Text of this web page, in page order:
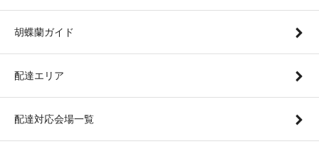
胡蝶蘭ガイド
配達エリア
配達対応会場一覧